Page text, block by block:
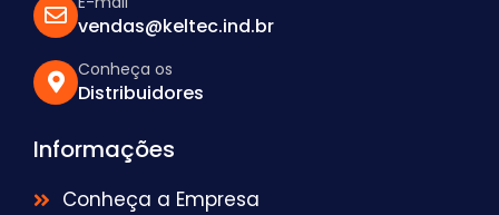
vendas@keltec.ind.br
Conheça os
Distribuidores
Informações
Conheça a Empresa